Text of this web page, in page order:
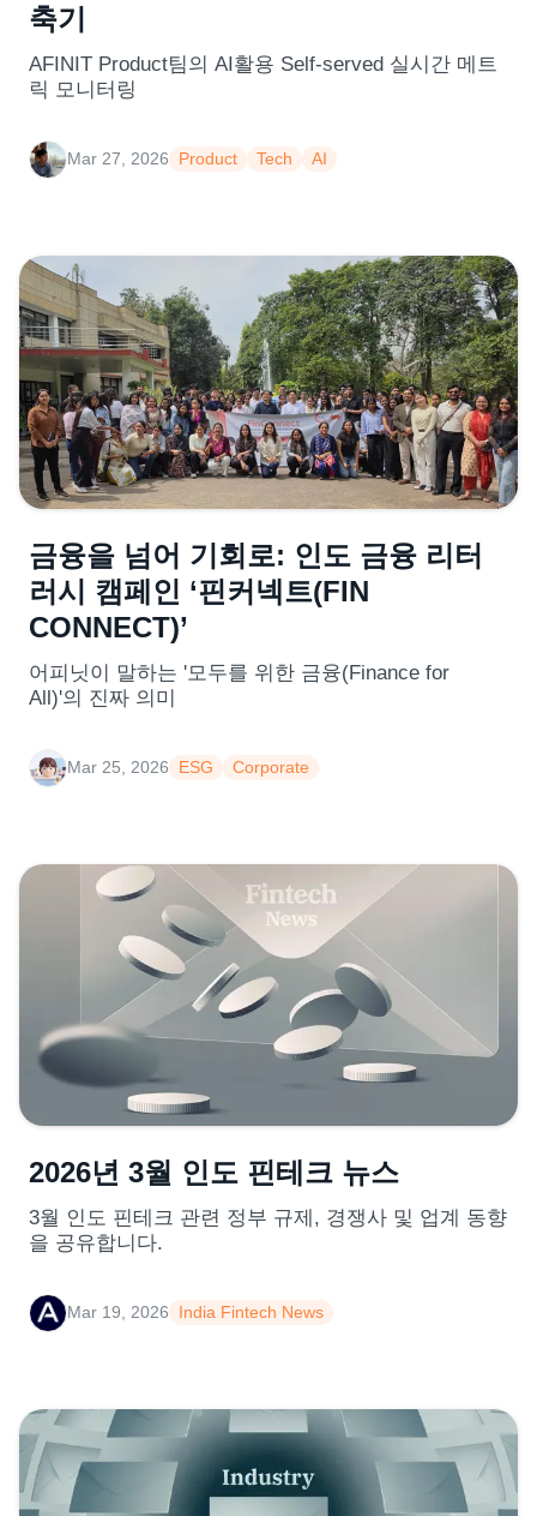
축기
AFINIT Product팀의 AI활용 Self-served 실시간 메트
릭 모니터링
Mar 27, 2026 Product Tech AI
금융을 넘어 기회로: 인도 금융 리터
러시 캠페인 ‘핀커넥트(FIN
CONNECT)’
어피닛이 말하는 '모두를 위한 금융(Finance for
All)'의 진짜 의미
Mar 25, 2026 ESG Corporate
2026년 3월 인도 핀테크 뉴스
3월 인도 핀테크 관련 정부 규제, 경쟁사 및 업계 동향
을 공유합니다.
Mar 19, 2026 India Fintech News